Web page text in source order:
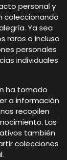
personal y
coleccionando
Ya sea
raros o incluso
personales
individuales
ha tomado
a información
recopilen
Las
también
colecciones